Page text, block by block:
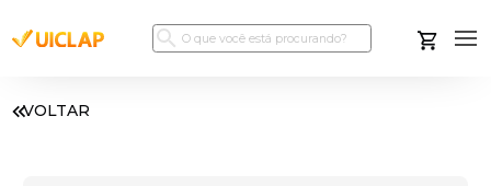
VOLTAR